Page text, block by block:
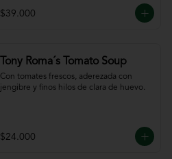
$39.000
Tony Roma´s Tomato Soup
Con tomates frescos, aderezada con
jengibre y finos hilos de clara de huevo.
$24.000